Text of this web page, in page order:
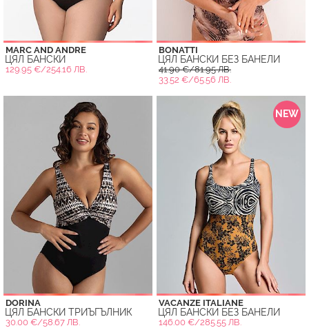
MARC AND ANDRE
ЦЯЛ БАНСКИ
129.95 €/254.16 ЛВ.
BONATTI
ЦЯЛ БАНСКИ БЕЗ БАНЕЛИ
41.90 €/81.95 ЛВ.
33.52 €/65.56 ЛВ.
DORINA
ЦЯЛ БАНСКИ ТРИЪГЪЛНИК
30.00 €/58.67 ЛВ.
NEW
VACANZE ITALIANE
ЦЯЛ БАНСКИ БЕЗ БАНЕЛИ
146.00 €/285.55 ЛВ.